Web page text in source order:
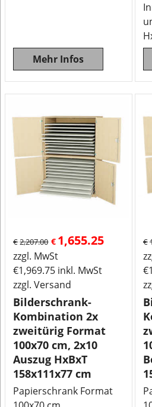
Mehr Infos
€2,207.00 € 1,655.25
zzgl. MwSt
€1,969.75 inkl. MwSt
zzgl. Versand
Bilderschrank-
Kombination 2x
zweitürig Format
100x70 cm, 2x10
Auszug HxBxT
158x111x77 cm
Papierschrank Format
€
€